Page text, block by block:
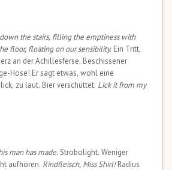
the stairs, filling the emptiness with
floor, floating on our sensibility.Ein Tritt,
an der Achillesferse. Beschissener
Hose! Er sagt etwas, wohl eine
zu laut. Bier verschüttet. Lick it from my
man has made.Strobolight. Weniger
aufhören. Rindfleisch, Miss Shirl!Radius